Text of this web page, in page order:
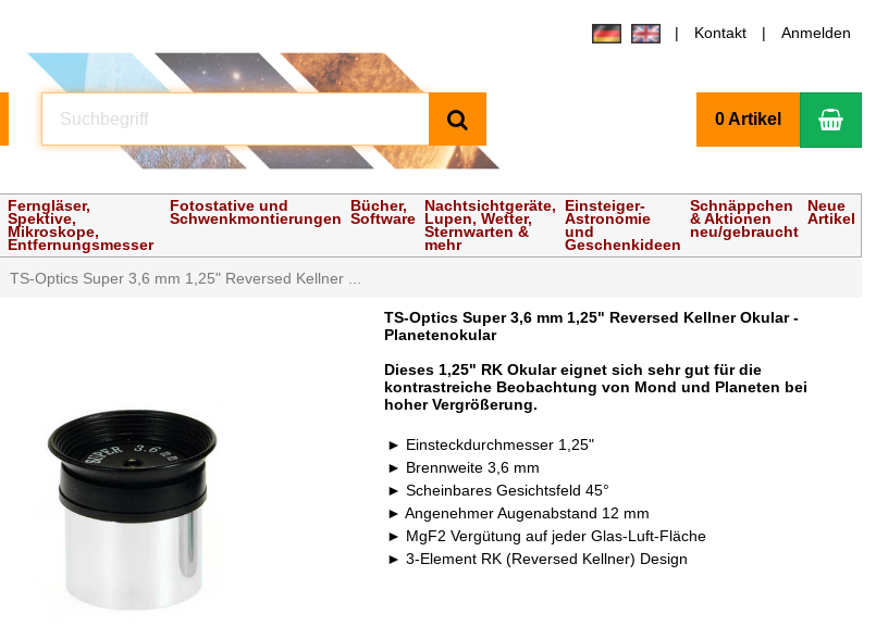
Kontakt Anmelden
0 Artikel
Ferngläser,
Spektive,
Mikroskope,
Entfernungsmesser
Fotostative und
Schwenkmontierungen
Bücher,
Software
Nachtsichtgeräte,
Lupen, Wetter,
Sternwarten &
mehr
Einsteiger-
Astronomie
und
Geschenkideen
Schnäppchen
& Aktionen
neu/gebraucht
Neue
Artikel
TS-Optics Super 3,6 mm 1,25" Reversed Kellner ...
TS-Optics Super 3,6 mm 1,25" Reversed Kellner Okular -
Planetenokular
Dieses 1,25" RK Okular eignet sich sehr gut für die
kontrastreiche Beobachtung von Mond und Planeten bei
hoher Vergrößerung.
Einsteckdurchmesser 1,25"
Brennweite 3,6 mm
Scheinbares Gesichtsfeld 45°
Angenehmer Augenabstand 12 mm
MgF2 Vergütung auf jeder Glas-Luft-Fläche
3-Element RK (Reversed Kellner) Design